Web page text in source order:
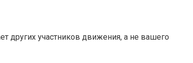
других участников движения, а не вашего